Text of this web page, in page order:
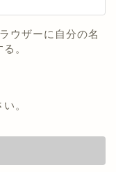
ウザーに自分の名
。
。